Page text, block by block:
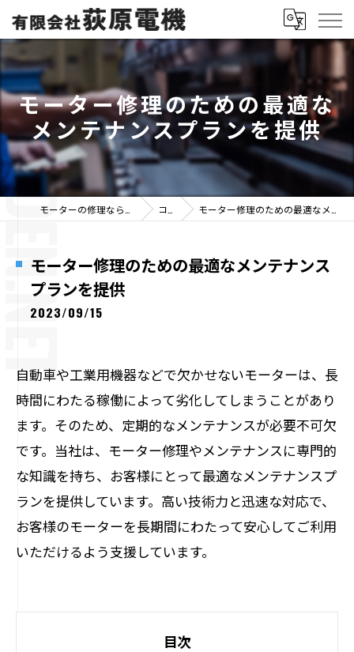
モーター修理のための最適な
メンテナンスプランを提供
コラム モーター修理のための最適なメンテナンスプランを提供
モーター修理のための最適なメンテナンス
プランを提供
2023/09/15
自動車や工業用機器などで欠かせないモーターは、長
時間にわたる稼働によって劣化してしまうことがあり
ます。そのため、定期的なメンテナンスが必要不可欠
です。当社は、モーター修理やメンテナンスに専門的
な知識を持ち、お客様にとって最適なメンテナンスプ
ランを提供しています。高い技術力と迅速な対応で、
お客様のモーターを長期間にわたって安心してご利用
いただけるよう支援しています。
目次